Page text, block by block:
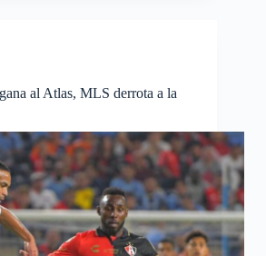
al Atlas, MLS derrota a la